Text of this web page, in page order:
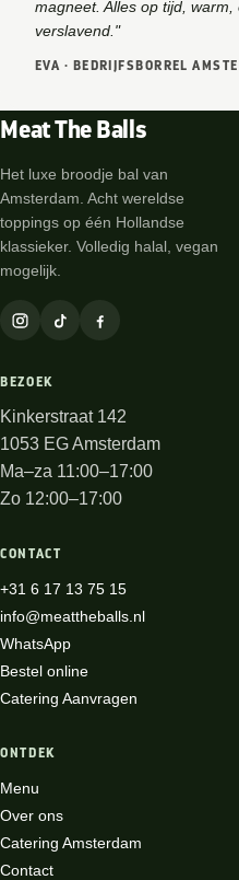
magneet. Alles op tijd,
verslavend."
EVA · BEDRIJFSBORREL
Meat The Balls
Het luxe broodje bal van
Amsterdam. Acht wereldse
toppings op één Hollandse
klassieker. Volledig halal, vegan
mogelijk.
BEZOEK
Kinkerstraat 142
1053 EG Amsterdam
Ma–za 11:00–17:00
Zo 12:00–17:00
CONTACT
+31 6 17 13 75 15
info@meattheballs.nl
WhatsApp
Bestel online
Catering Aanvragen
ONTDEK
Menu
Over ons
Catering Amsterdam
Contact